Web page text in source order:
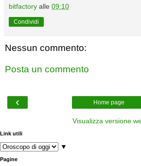
bitfactory alle 09:10
Condividi
Nessun commento:
Posta un commento
‹ Home page
Visualizza versione
Link utili
▼
Pagine